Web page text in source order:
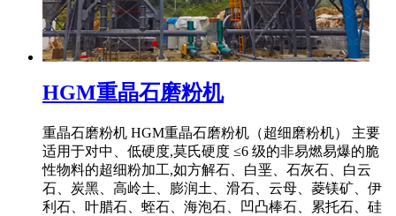
HGM重晶石磨粉机
重晶石磨粉机 HGM重晶石磨粉机（超细磨粉机） 主要
适用于对中、低硬度,莫氏硬度 ≤6 级的非易燃易爆的脆
性物料的超细粉加工,如方解石、白垩、石灰石、白云
石、炭黑、高岭土、膨润土、滑石、云母、菱镁矿、伊
利石、叶腊石、蛭石、海泡石、凹凸棒石、累托石、硅